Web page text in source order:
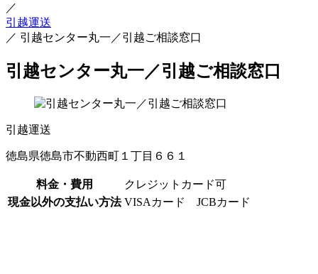
／
引越運送
／ 引越センター丸一／引越ご相談窓口
引越センター丸一／引越ご相談窓口
引越運送
徳島県徳島市不動西町１丁目６６１
料金・費用
クレジットカード可
現金以外の支払い方法 VISAカード JCBカード